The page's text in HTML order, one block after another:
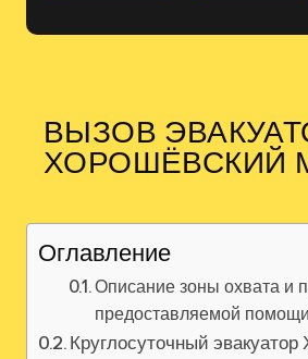
ВЫЗОВ
ХОРОШЁВСКИЙ
Оглавление
Описание зоны охвата и
предоставляемой помощи
Круглосуточный